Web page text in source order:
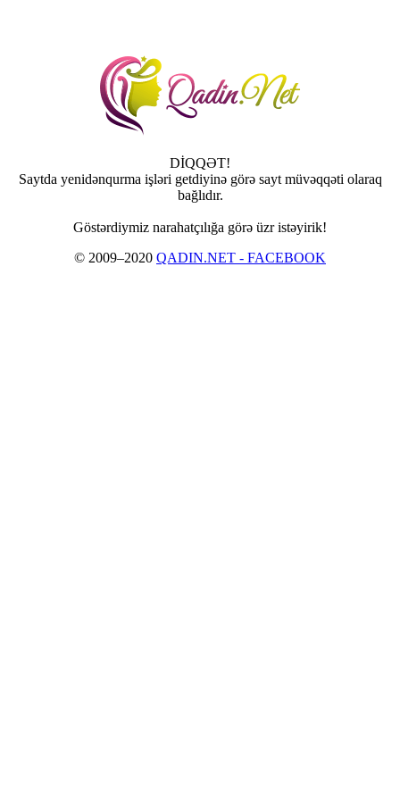
DİQQƏT!
Saytda yenidənqurma işləri getdiyinə görə sayt müvəqqəti olaraq
bağlıdır.
Göstərdiymiz narahatçılığa görə üzr istəyirik!
© 2009–2020 QADIN.NET - FACEBOOK